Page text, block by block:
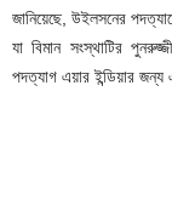
জানিয়েছে, উইলসনের
যা বিমান সংস্থাটির
পদত্যাগ এয়ার ইন্ডিয়ার জন্য